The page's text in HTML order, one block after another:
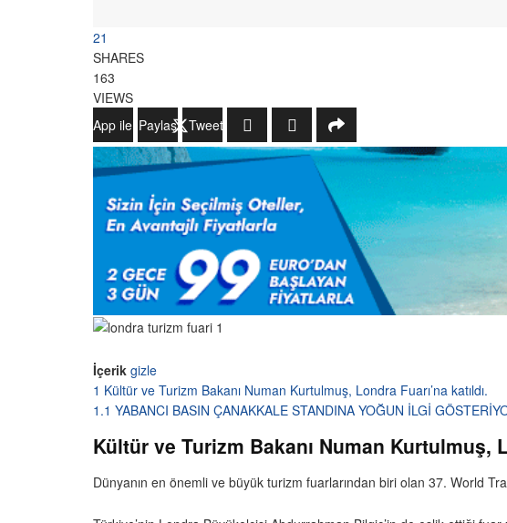
21
SHARES
163
VIEWS
WhatsApp ile Gönder
Paylaş Tweetle
İçerik gizle
1 Kültür ve Turizm Bakanı Numan Kurtulmuş, Londra Fuarı’na katıldı.
1.1 YABANCI BASIN ÇANAKKALE STANDINA YOĞUN İLGİ
Kültür ve Turizm Bakanı Numan Kurtulmuş,
Dünyanın en önemli ve büyük turizm fuarlarından biri olan 37. World